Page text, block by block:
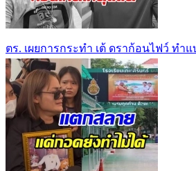
ตร. เผยการกระทำ เต้ ดราก้อนไฟว์ ทำ